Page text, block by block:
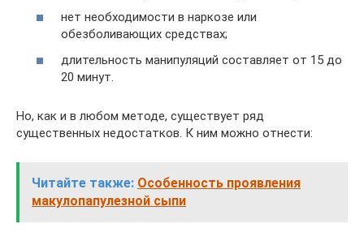
нет необходимости в наркозе или
обезболивающих средствах;
длительность манипуляций составляет от 15 до
20 минут.
Но, как и в любом методе, существует ряд
существенных недостатков. К ним можно отнести:
Читайте также: Особенность проявления
макулопапулезной сыпи